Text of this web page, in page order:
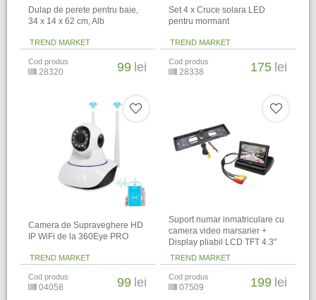
Dulap de perete pentru baie,
34 x 14 x 62 cm​, Alb
TREND MARKET
Cod produs
28320 99 lei
Set 4 x Cruce solara LED
pentru mormant
TREND MARKET
Cod produs
28338 175 lei
Camera de Supraveghere HD
IP WiFi de la 360Eye PRO
TREND MARKET
Cod produs
04058 99 lei
Suport numar inmatriculare cu
camera video marsarier +
Display pliabil LCD TFT 4.3"
TREND MARKET
Cod produs
07509 199 lei